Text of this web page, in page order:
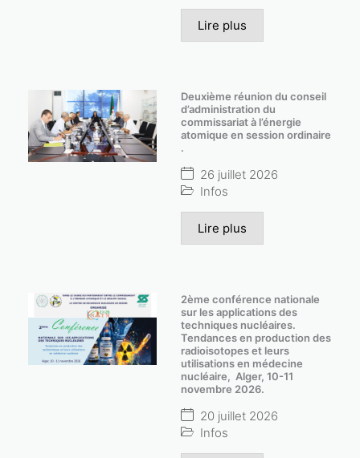
Lire plus
Deuxième réunion du conseil
d’administration du
commissariat à l’énergie
atomique en session ordinaire
.
26 juillet 2026
Infos
Lire plus
2ème conférence nationale
sur les applications des
techniques nucléaires.
Tendances en production des
radioisotopes et leurs
utilisations en médecine
nucléaire, Alger, 10-11
novembre 2026.
20 juillet 2026
Infos